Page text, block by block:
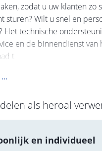
zodat u uw klanten zo
sturen? Wilt u snel en
Het technische
en de binnendienst van
t
als heroal
en individueel